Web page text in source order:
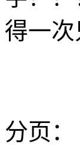
得一
分页：